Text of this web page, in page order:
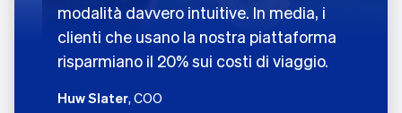
modalità davvero intuitive. In media, i
clienti che usano la nostra piattaforma
risparmiano il 20% sui costi di viaggio.
Huw Slater, COO